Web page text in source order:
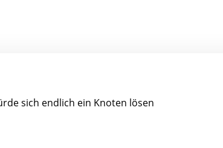
sich endlich ein Knoten lösen